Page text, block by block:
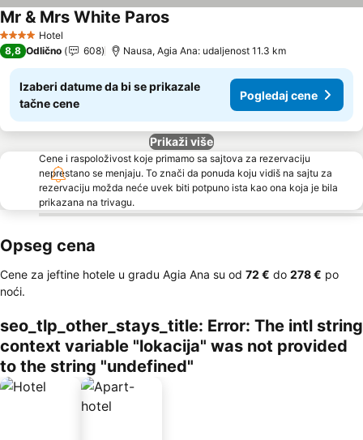
4 ZvezdiceHotel
Mr & Mrs White ParosPogledaj cene
8,8 Odlično 608 Nausa, Agia Ana: udaljenost 11.3 km
Izaberi datume da bi se prikazale
tačne cene
Pogledaj cene
Prikaži više
Cene i raspoloživost koje primamo sa sajtova za rezervaciju
neprestano se menjaju. To znači da ponuda koju vidiš na sajtu za
rezervaciju možda neće uvek biti potpuno ista kao ona koja je bila
prikazana na trivagu.
Opseg cena
Cene za jeftine hotele u gradu Agia Ana su od ‎72 € do ‎278 € po
noći.
seo_tlp_other_stays_title: Error: The intl string
context variable "lokacija" was not provided
to the string "undefined"